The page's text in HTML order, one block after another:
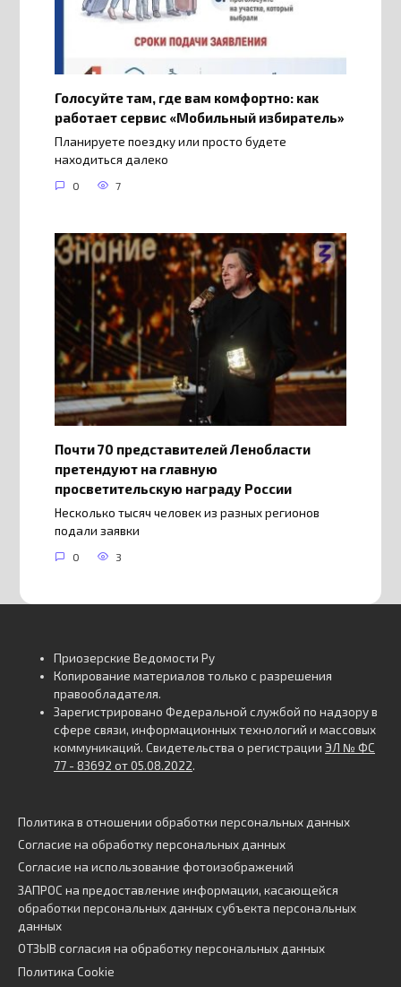
Голосуйте там, где вам комфортно: как
работает сервис «Мобильный избиратель»
Планируете поездку или просто будете
находиться далеко
0 7
Почти 70 представителей Ленобласти
претендуют на главную
просветительскую награду России
Несколько тысяч человек из разных регионов
подали заявки
0 3
Приозерские Ведомости Ру
Копирование материалов только с разрешения
правообладателя.
Зарегистрировано Федеральной службой по надзору в
сфере связи, информационных технологий и массовых
коммуникаций. Свидетельства о регистрации ЭЛ № ФС
77 - 83692 от 05.08.2022.
Политика в отношении обработки персональных данных
Согласие на обработку персональных данных
Согласие на использование фотоизображений
ЗАПРОС на предоставление информации, касающейся
обработки персональных данных субъекта персональных
данных
ОТЗЫВ согласия на обработку персональных данных
Политика Cookie